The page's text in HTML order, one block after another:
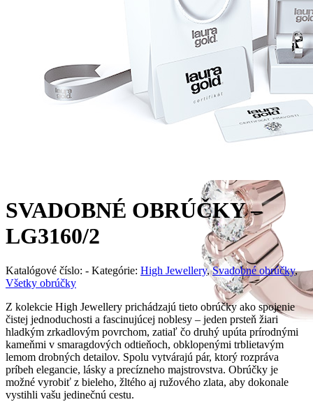
SVADOBNÉ OBRÚČKY –
LG3160/2
Katalógové číslo: - Kategórie: High Jewellery, Svadobné obrúčky,
Všetky obrúčky
Z kolekcie High Jewellery prichádzajú tieto obrúčky ako spojenie
čistej jednoduchosti a fascinujúcej noblesy – jeden prsteň žiari
hladkým zrkadlovým povrchom, zatiaľ čo druhý upúta prírodnými
kameňmi v smaragdových odtieňoch, obklopenými trblietavým
lemom drobných detailov. Spolu vytvárajú pár, ktorý rozpráva
príbeh elegancie, lásky a precízneho majstrovstva. Obrúčky je
možné vyrobiť z bieleho, žltého aj ružového zlata, aby dokonale
vystihli vašu jedinečnú cestu.